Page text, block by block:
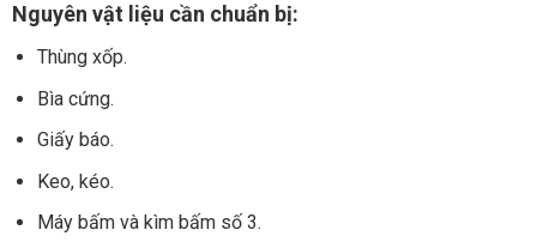
Nguyên vật liệu cần chuẩn bị:
Thùng xốp.
Bìa cứng.
Giấy báo.
Keo, kéo.
Máy bấm và kìm bấm số 3.